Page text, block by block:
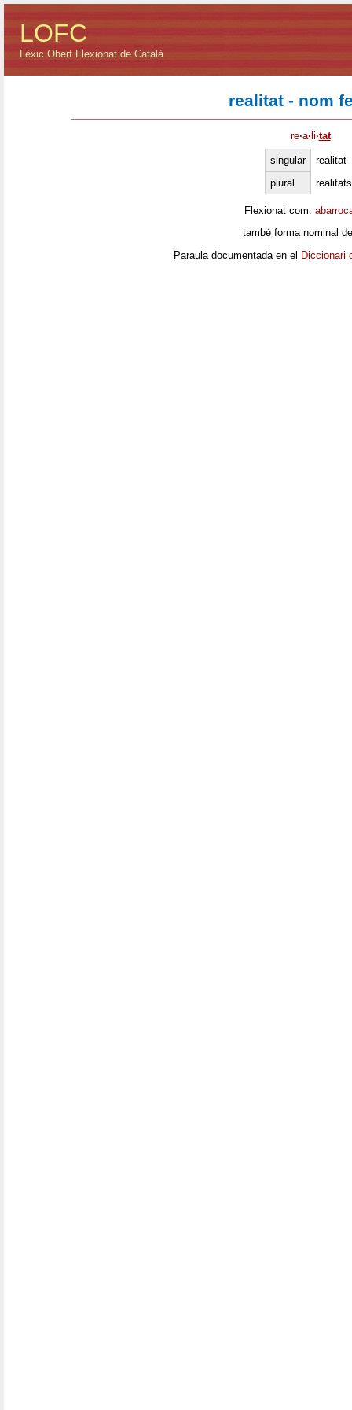
LOFC
Lèxic Obert Flexionat de Català
realitat - nom
re·a· li·tat
singular
realitat
plural
realitats
Flexionat com:
també forma nominal
Paraula documentada en el Diccionari